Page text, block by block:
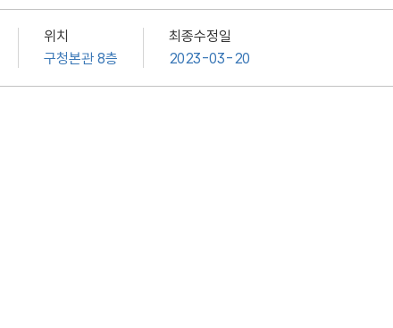
위치
구청본관 8층
최종수정일
2023-03-20